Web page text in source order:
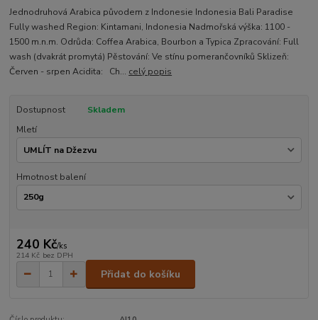
Jednodruhová Arabica původem z Indonesie Indonesia Bali Paradise
Fully washed Region: Kintamani, Indonesia Nadmořská výška: 1100 -
1500 m.n.m. Odrůda: Coffea Arabica, Bourbon a Typica Zpracování: Full
wash (dvakrát promytá) Pěstování: Ve stínu pomerančovníků Sklizeň:
Červen - srpen Acidita: Ch... celý popis
Dostupnost
Skladem
Mletí
Hmotnost balení
240 Kč/ks
214 Kč bez DPH
Přidat do košíku